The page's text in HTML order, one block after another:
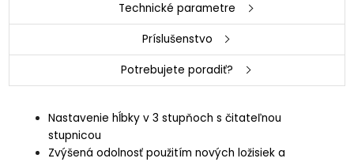
Technické parametre
Príslušenstvo
Potrebujete poradiť?
Nastavenie hĺbky v 3 stupňoch s čitateľnou
stupnicou
Zvýšená odolnosť použitím nových ložisiek a